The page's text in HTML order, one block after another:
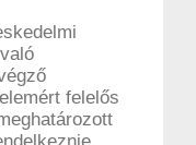
felelős